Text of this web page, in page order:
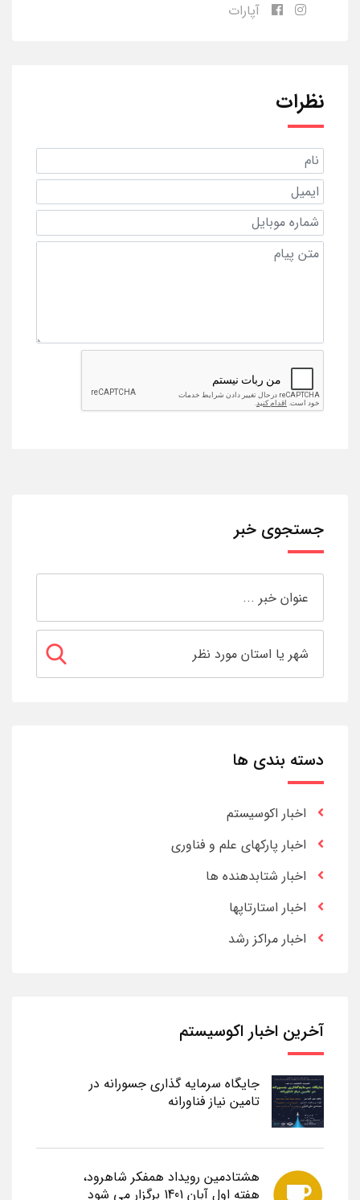
آپارات
نظرات
جستجوی خبر
دسته بندی ها
اخبار اکوسیستم
اخبار پارکهای علم و فناوری
اخبار شتابدهنده ها
اخبار استارتاپها
اخبار مراکز رشد
آخرین اخبار اکوسیستم
جایگاه سرمایه گذاری جسورانه در
تامین نیاز فناورانه
هشتادمین رویداد همفکر شاهرود،
هفته اول آبان 1401 برگزار می شود